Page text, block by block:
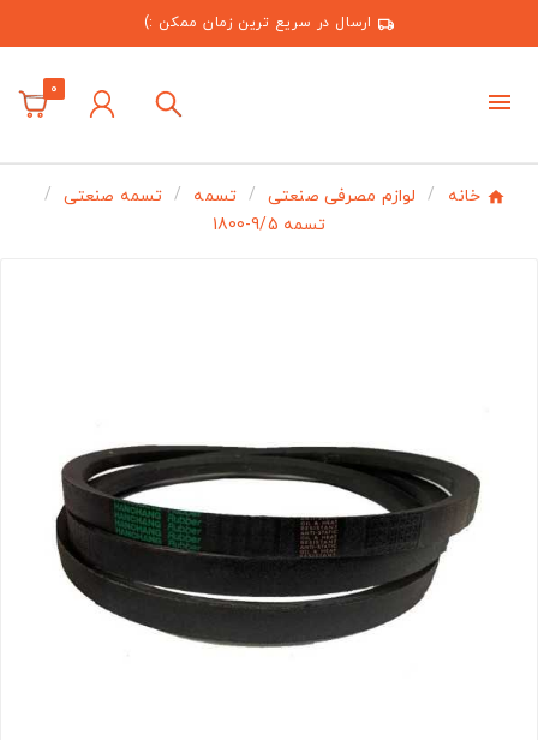
ارسال در سریع ترین زمان ممکن :)
0
خانه لوازم مصرفی صنعتی تسمه
تسمه صنعتی
تسمه 9/5-1800